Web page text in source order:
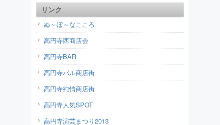
リンク
ぬ～ぼ～なこころ
高円寺西商店会
高円寺BAR
高円寺パル商店街
高円寺純情商店街
高円寺人気SPOT
高円寺演芸まつり2013